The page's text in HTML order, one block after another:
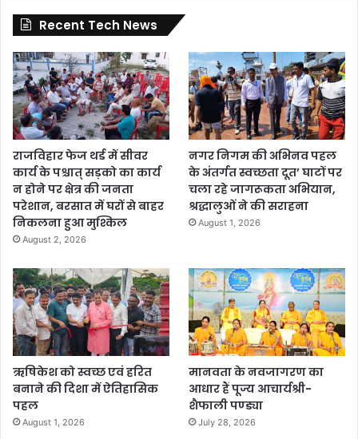
Recent Tech News
राजविहार फेज थर्ड में सीवर
कार्य के पश्चात् सड़को का कार्य
न होने पर क्षेत्र की जनता
परेशान, बरसात में घरों से बाहर
निकलना हुआ मुश्किल
August 2, 2026
नगर निगम की अभिनव पहल
के अंतर्गत स्वच्छता दूत’ घाटों पर
चला रहे जागरूकता अभियान,
श्रद्धालुओं ने की सराहना
August 1, 2026
ऋषिकेश को स्वच्छ एवं हरित
बनाने की दिशा में ऐतिहासिक
पहल
August 1, 2026
मानवता के नवजागरण का
आधार हैं पूज्य आचार्यश्री-
शैफाली पण्ड्या
July 28, 2026